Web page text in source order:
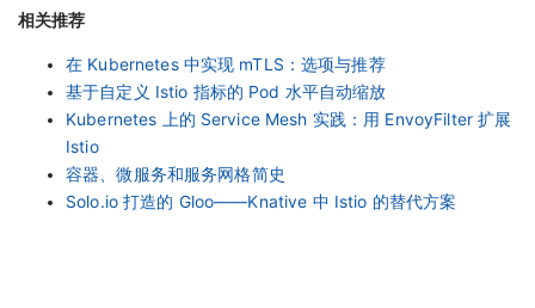
相关推荐
在 Kubernetes 中实现 mTLS：选项与推荐
基于自定义 Istio 指标的 Pod 水平自动缩放
Kubernetes 上的 Service Mesh 实践：用 EnvoyFilter 扩展
Istio
容器、微服务和服务网格简史
Solo.io 打造的 Gloo——Knative 中 Istio 的替代方案